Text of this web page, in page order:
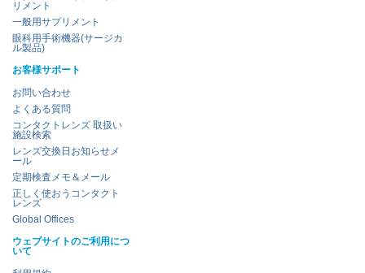
リメント
一般用サプリメント
眼科用手術機器(サージカ
ル製品)
お客様サポート
お問い合わせ
よくある質問
コンタクトレンズ 取扱い
施設検索
レンズ交換日お知らせメ
ール
定期検査メモ＆メール
正しく使おうコンタクト
レンズ
Global Offices
ウェブサイトのご利用につ
いて